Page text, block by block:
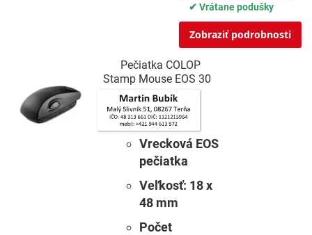
✔ Vrátane podušky
Zobraziť podrobnosti
Pečiatka COLOP
Stamp Mouse EOS 30
Vrecková EOS
pečiatka
Veľkosť: 18 x
48 mm
Počet